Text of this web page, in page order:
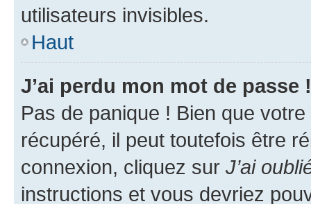
utilisateurs invisibles.
Haut
J’ai perdu mon mot de passe !
Pas de panique ! Bien que
récupéré, il peut toutefois être
connexion, cliquez sur J’ai
instructions et vous devriez